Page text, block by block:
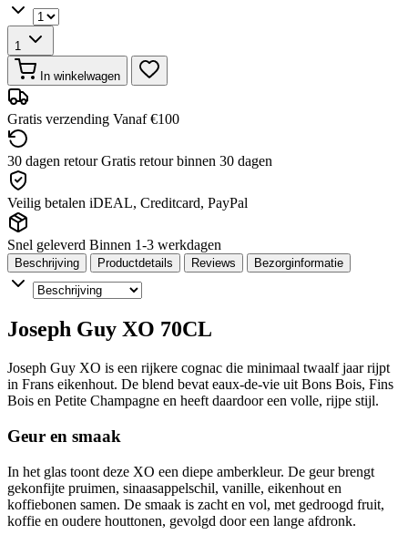
1
In winkelwagen
Gratis verzending Vanaf €100
30 dagen retour Gratis retour binnen 30 dagen
Veilig betalen iDEAL, Creditcard, PayPal
Snel geleverd Binnen 1-3 werkdagen
Beschrijving Productdetails Reviews Bezorginformatie
Joseph Guy XO 70CL
Joseph Guy XO is een rijkere cognac die minimaal twaalf jaar rijpt
in Frans eikenhout. De blend bevat eaux-de-vie uit Bons Bois, Fins
Bois en Petite Champagne en heeft daardoor een volle, rijpe stijl.
Geur en smaak
In het glas toont deze XO een diepe amberkleur. De geur brengt
gekonfijte pruimen, sinaasappelschil, vanille, eikenhout en
koffiebonen samen. De smaak is zacht en vol, met gedroogd fruit,
koffie en oudere houttonen, gevolgd door een lange afdronk.